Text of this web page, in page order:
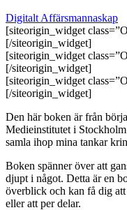
Digitalt Affärsmannaskap
[siteorigin_widget
[/siteorigin_widget]
[siteorigin_widget
[/siteorigin_widget]
[siteorigin_widget
[/siteorigin_widget]
Den här boken är från
Medieinstitutet i
samla ihop mina tankar
Boken spänner över att
djupt i något. Detta är en
överblick och kan få dig
eller att per delar.